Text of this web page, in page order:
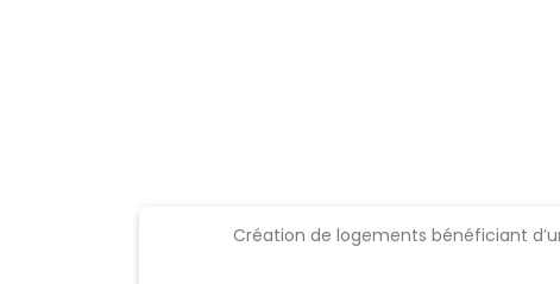
Création de logements bénéficiant